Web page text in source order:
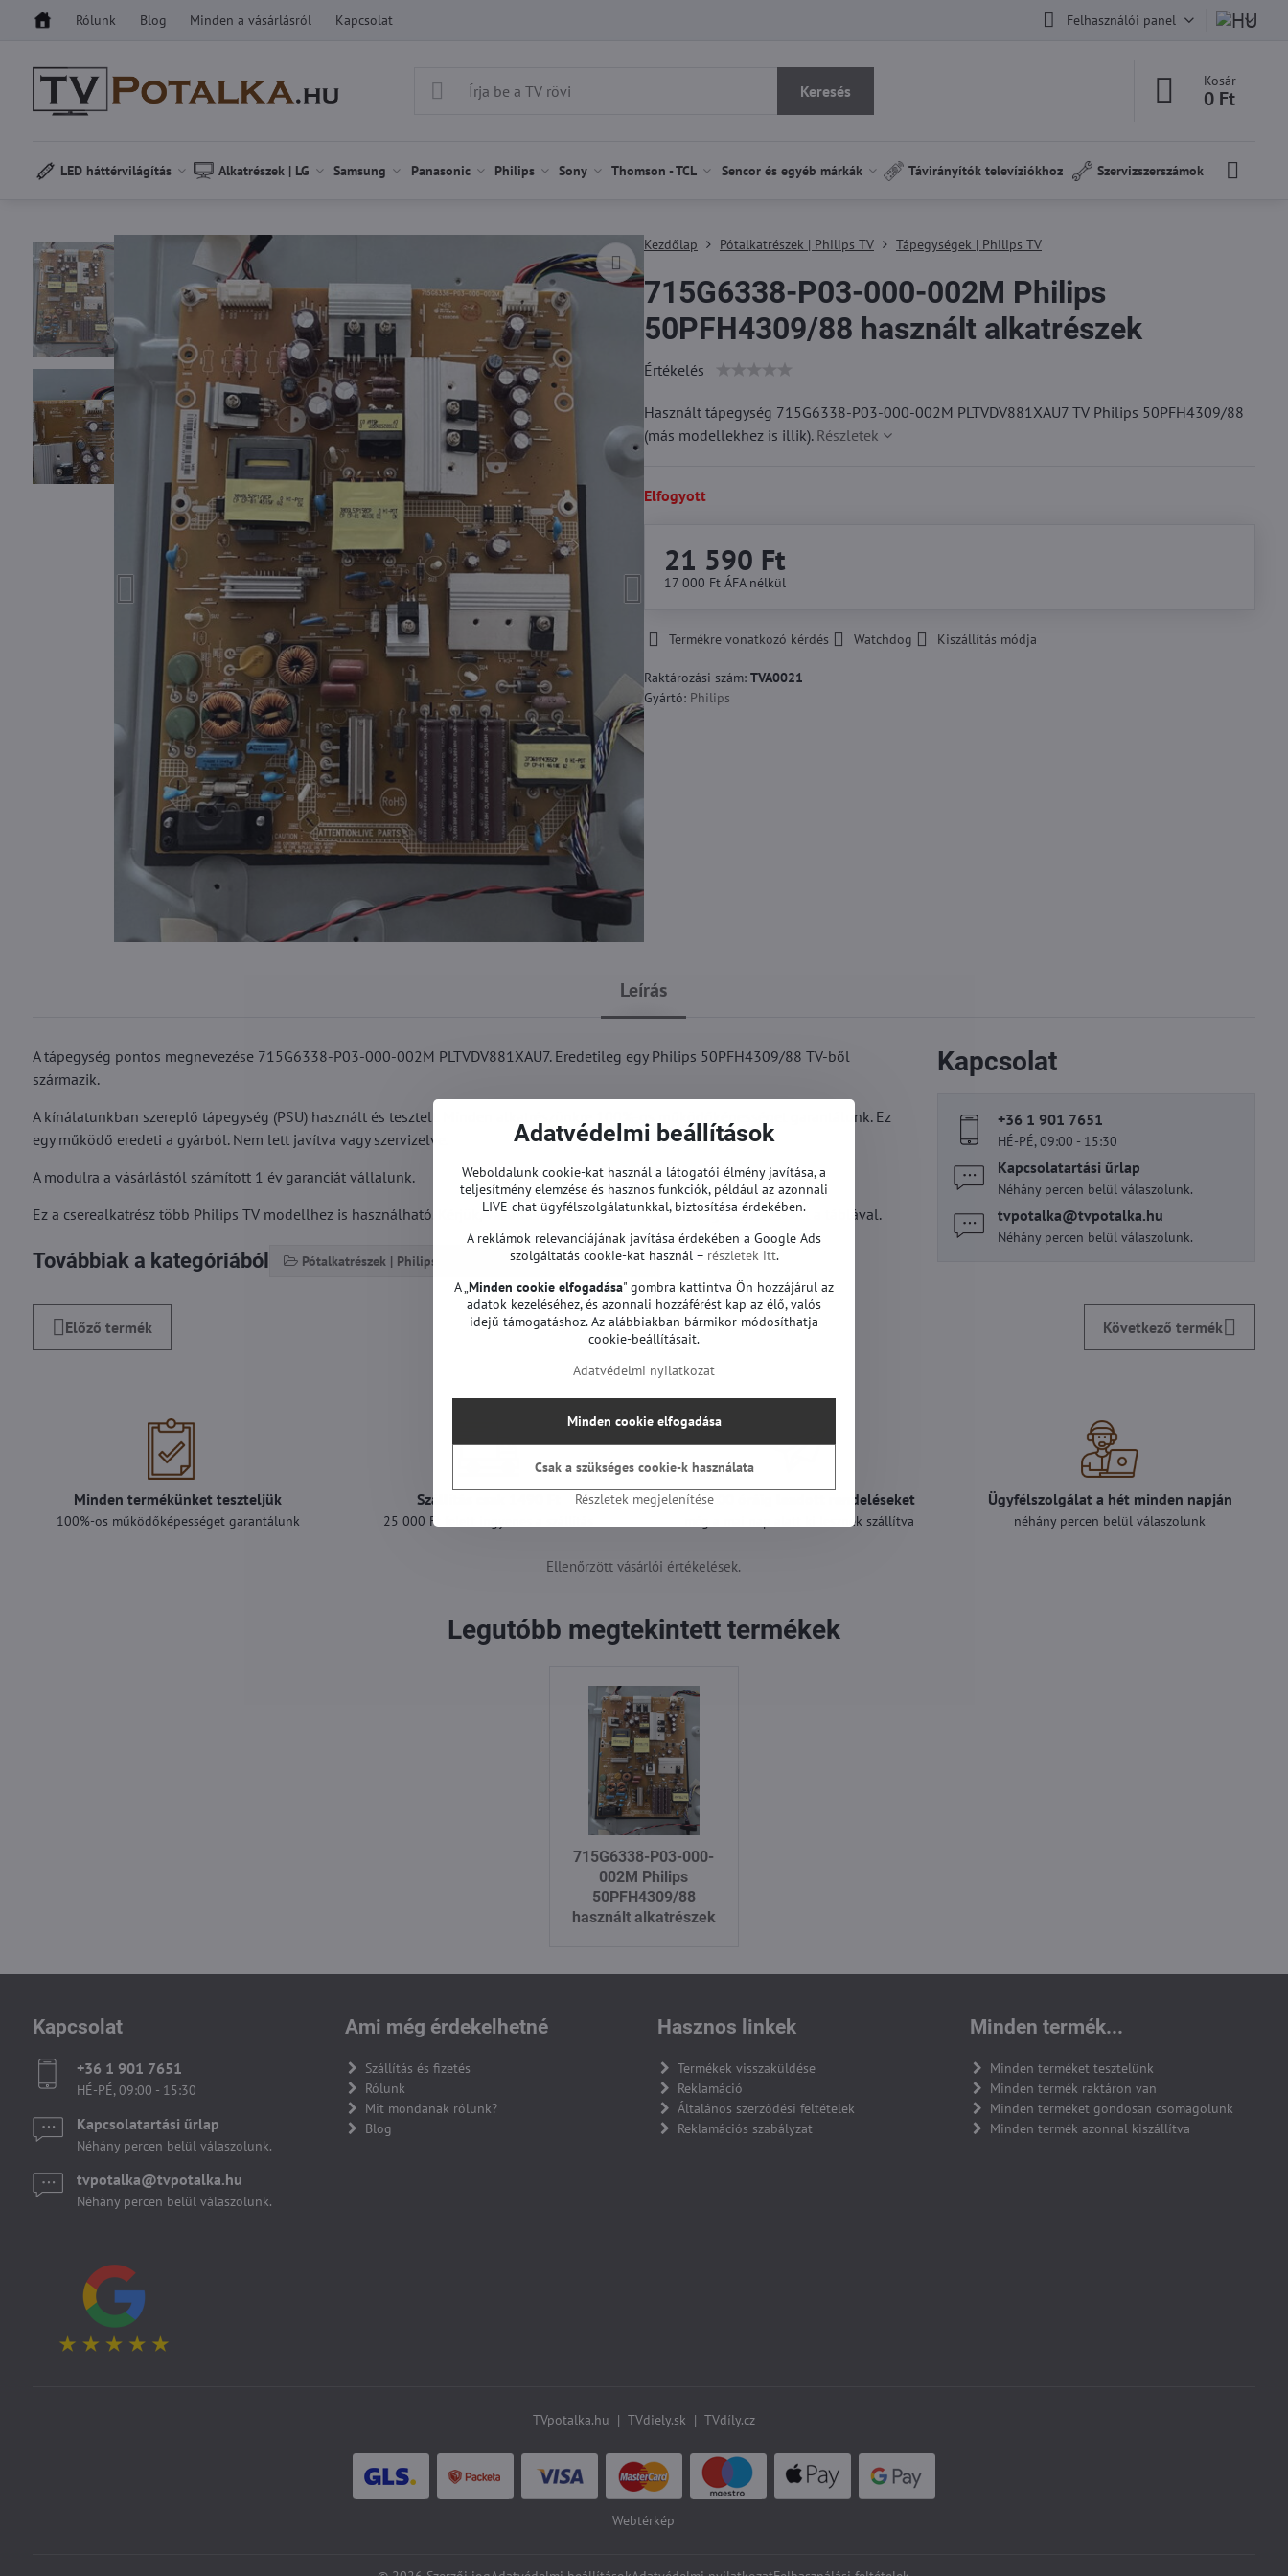
Rólunk Blog Minden a vásárlásról Kapcsolat Felhasználói panel
Keresés
Kosár
0 Ft
LED háttérvilágítás Alkatrészek | LG Samsung Panasonic Philips Sony Thomson - TCL Sencor és egyéb márkák Távirányítók televíziókhoz Szervizszerszámok
Kezdőlap Pótalkatrészek | Philips TV Tápegységek | Philips TV
715G6338-P03-000-002M Philips
50PFH4309/88 használt alkatrészek
Értékelés
Használt tápegység 715G6338-P03-000-002M PLTVDV881XAU7 TV Philips 50PFH4309/88
(más modellekhez is illik). Részletek
Elfogyott
21 590 Ft
17 000 Ft ÁFA nélkül
Termékre vonatkozó kérdés Watchdog Kiszállítás módja
Raktározási szám: TVA0021
Gyártó: Philips
Leírás
A tápegység pontos megnevezése 715G6338-P03-000-002M PLTVDV881XAU7. Eredetileg egy Philips 50PFH4309/88 TV-ből
származik.
A kínálatunkban szereplő tápegység (PSU) használt és tesztelt. Minden alkatrészünkre 100%-os működőképességet garantálunk. Ez
egy működő eredeti a gyárból. Nem lett javítva vagy szervizelve.
A modulra a vásárlástól számított 1 év garanciát vállalunk.
Ez a cserealkatrész több Philips TV modellhez is használható. Kérjük, vásárlás előtt ellenőrizze az esetleges eltéréseket a táblával.
Továbbiak a kategóriából Pótalkatrészek | Philips TV Tápegységek | Philips TV
Kapcsolat
+36 1 901 7651
HÉ-PÉ, 09:00 - 15:30
Kapcsolatartási űrlap
Néhány percen belül válaszolunk.
tvpotalka​@tvpotalka​.hu
Néhány percen belül válaszolunk.
Előző termék Következő termék
Minden termékünket teszteljük
100%-os működőképességet garantálunk
Szállítás csak 1490 Ft
25 000 Ft felett ingyenes a szállítás
A 12:00 óráig leadott rendeléseket
még a mai nap alatt ki lesznek szállítva
Ügyfélszolgálat a hét minden napján
néhány percen belül válaszolunk
Ellenőrzött vásárlói értékelések.
Legutóbb megtekintett termékek
715G6338-P03-000-
002M Philips
50PFH4309/88
használt alkatrészek
Kapcsolat
+36 1 901 7651
HÉ-PÉ, 09:00 - 15:30
Kapcsolatartási űrlap
Néhány percen belül válaszolunk.
tvpotalka​@tvpotalka​.hu
Néhány percen belül válaszolunk.
Ami még érdekelhetné
Szállítás és fizetés
Rólunk
Mit mondanak rólunk?
Blog
Hasznos linkek
Termékek visszaküldése
Reklamáció
Általános szerződési feltételek
Reklamációs szabályzat
Minden termék...
Minden terméket tesztelünk
Minden termék raktáron van
Minden terméket gondosan csomagolunk
Minden termék azonnal kiszállítva
TVpotalka.hu | TVdiely.sk | TVdíly.cz
Webtérkép
Adatvédelmi beállítások
Weboldalunk cookie-kat használ a látogatói élmény javítása, a
teljesítmény elemzése és hasznos funkciók, például az azonnali
LIVE chat ügyfélszolgálatunkkal, biztosítása érdekében.
A reklámok relevanciájának javítása érdekében a Google Ads
szolgáltatás cookie-kat használ – részletek itt.
A „Minden cookie elfogadása" gombra kattintva Ön hozzájárul az
adatok kezeléséhez, és azonnali hozzáférést kap az élő, valós
idejű támogatáshoz. Az alábbiakban bármikor módosíthatja
cookie-beállításait.
Adatvédelmi nyilatkozat
Részletek megjelenítése
Minden cookie elfogadása
Csak a szükséges cookie-k használata